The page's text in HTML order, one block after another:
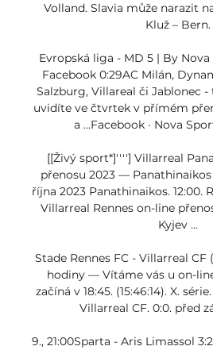
Volland. Slavia může narazit
Kluž – Bern.
Evropská liga - MD 5 | By
Facebook 0:29AC Milán,
Salzburg, Villareal či Jablonec
uvidíte ve čtvrtek v přímém
a ...Facebook · Nova
[[Živý sport*]''''] Villarreal
přenosu 2023 — Panathinaikos
října 2023 Panathinaikos. 12:00.
Villarreal Rennes on-line
Kyjev ...
Stade Rennes FC - Villarreal CF
hodiny — Vítáme vás u on-
začíná v 18:45. (15:46:14). X.
Villarreal CF. 0:0. před
9., 21:00Sparta - Aris Limassol